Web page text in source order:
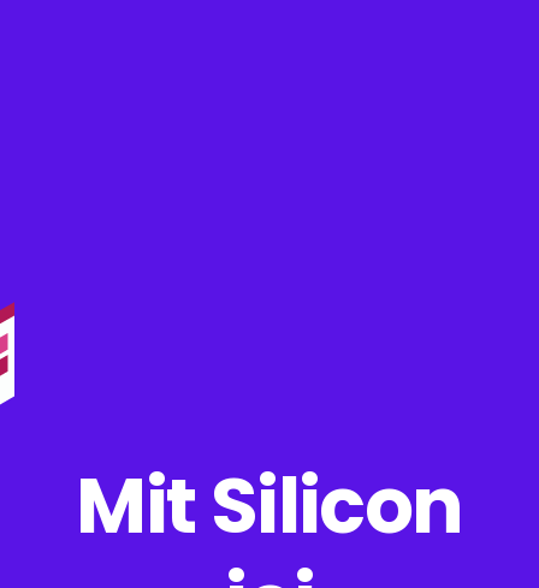
Mit Silicon